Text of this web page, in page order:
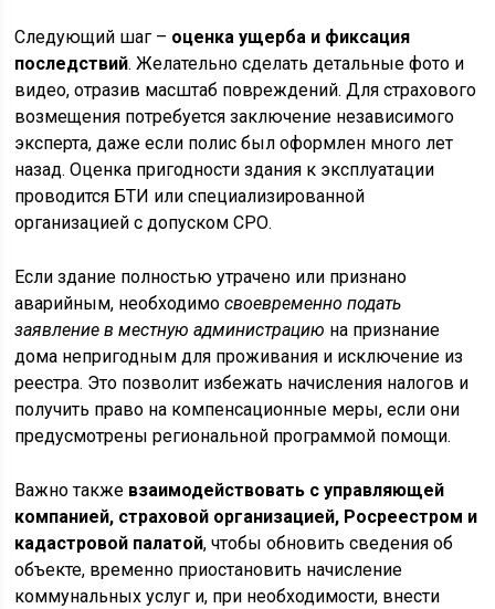
Следующий шаг – оценка ущерба и фиксация
последствий. Желательно сделать детальные фото и
видео, отразив масштаб повреждений. Для страхового
возмещения потребуется заключение независимого
эксперта, даже если полис был оформлен много лет
назад. Оценка пригодности здания к эксплуатации
проводится БТИ или специализированной
организацией с допуском СРО.
Если здание полностью утрачено или признано
аварийным, необходимосвоевременно подать
заявление в местную администрацию на признание
дома непригодным для проживания и исключение из
реестра. Это позволит избежать начисления налогов и
получить право на компенсационные меры, если они
предусмотрены региональной программой помощи.
Важно также взаимодействовать с управляющей
компанией, страховой организацией, Росреестром и
кадастровой палатой, чтобы обновить сведения об
объекте, временно приостановить начисление
коммунальных услуг и, при необходимости, внести